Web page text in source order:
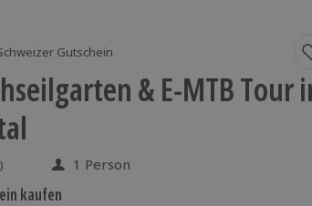
Gutschein
& E-MTB Tour
von 5 aus 1 Bewertungen
1 Person
kaufen